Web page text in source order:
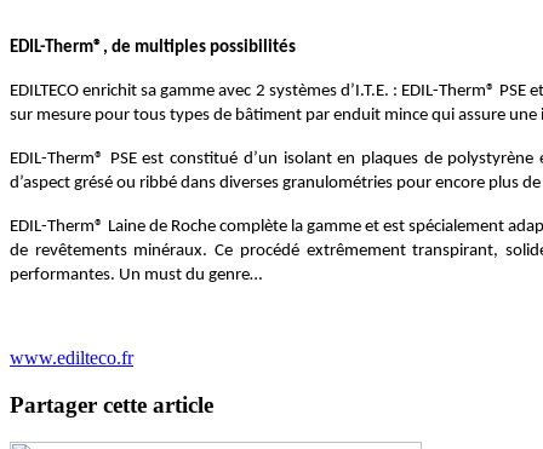
EDIL-Therm®, de multiples possibilités
EDILTECO enrichit sa gamme avec 2 systèmes d’I.T.E. : EDIL-Therm®
sur mesure pour tous types de bâtiment par enduit mince qui assure
EDIL-Therm® PSE est constitué d’un isolant en plaques de
d’aspect grésé ou ribbé dans diverses granulométries pour encore plus
EDIL-Therm® Laine de Roche complète la gamme et est spécialement
de revêtements minéraux. Ce procédé extrêmement transpirant,
performantes. Un must du genre…
www.edilteco.fr
Partager cette article